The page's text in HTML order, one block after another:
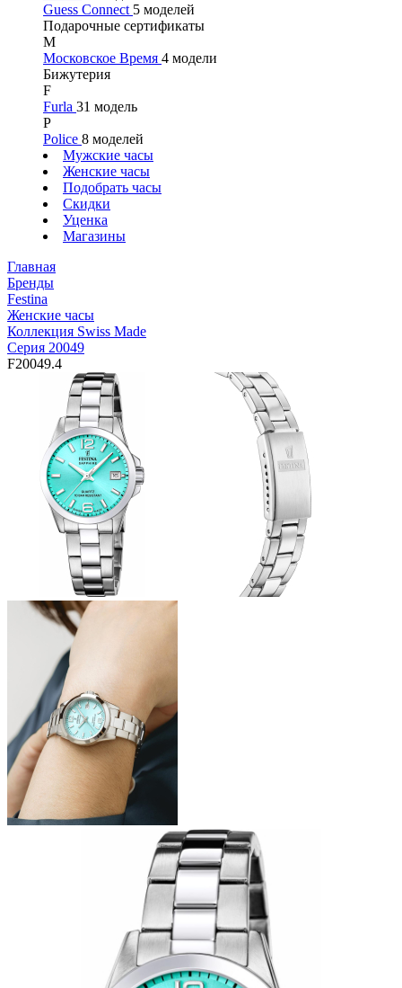
Guess Connect 5 моделей
Подарочные сертификаты
М
Московское Время 4 модели
Бижутерия
F
Furla 31 модель
P
Police 8 моделей
Мужские часы
Женские часы
Подобрать часы
Скидки
Уценка
Магазины
Главная
Бренды
Festina
Женские часы
Коллекция Swiss Made
Серия 20049
F20049.4